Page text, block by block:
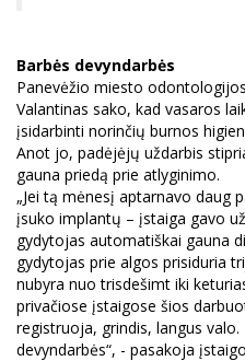
Barbės devyndarbės
Panevėžio miesto
Valantinas sako, kad vasaros
įsidarbinti norinčių burnos
Anot jo, padėjėjų uždarbis
gauna priedą prie atlyginimo.
„Jei tą mėnesį aptarnavo daug
įsuko implantų – įstaiga gavo
gydytojas automatiškai gauna
gydytojas prie algos prisiduria
nubyra nuo trisdešimt iki
privačiose įstaigose šios
registruoja, grindis, langus
devyndarbės“, - pasakoja